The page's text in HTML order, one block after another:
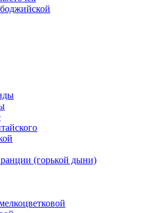
(горькой дыни)